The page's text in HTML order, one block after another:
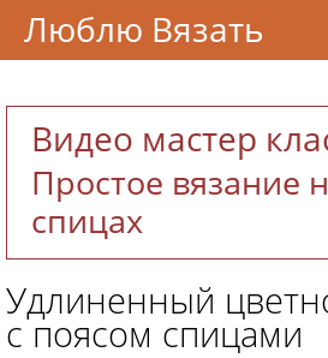
Видео мастер
Простое вязание
спицах
Удлиненный
с поясом спицами
Люблю Вязать